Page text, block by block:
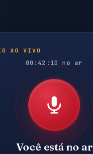
AO VIVO
00:42:12 no ar
Você está no ar